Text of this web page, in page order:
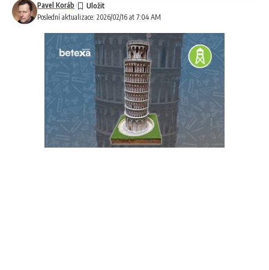
Poslední aktualizace: 2026/02/16 at 7:04 AM
Pavel Koráb